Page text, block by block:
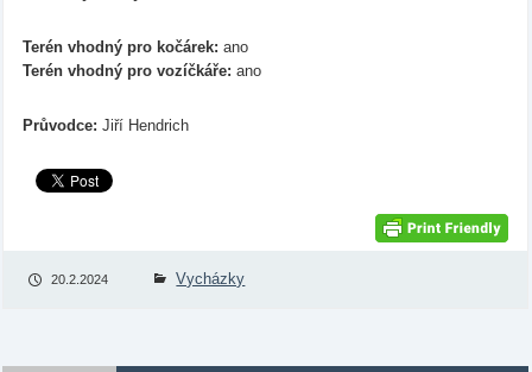
Terén vhodný pro kočárek: ano
Terén vhodný pro vozíčkáře: ano
Průvodce: Jiří Hendrich
20.2.2024 Vycházky